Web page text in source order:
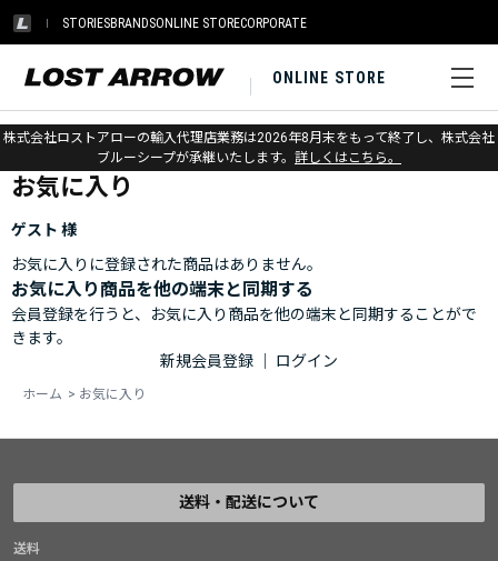
STORIESBRANDSONLINE STORECORPORATE
ONLINE STORE
株式会社ロストアローの輸入代理店業務は2026年8月末をもって終了し、株式会社
ブルーシープが承継いたします。 詳しくはこちら。
ホーム > お気に入り
お気に入り
ゲスト 様
お気に入りに登録された商品はありません。
お気に入り商品を他の端末と同期する
会員登録を行うと、お気に入り商品を他の端末と同期することがで
きます。
新規会員登録
ログイン
ホーム > お気に入り
送料・配送について
送料